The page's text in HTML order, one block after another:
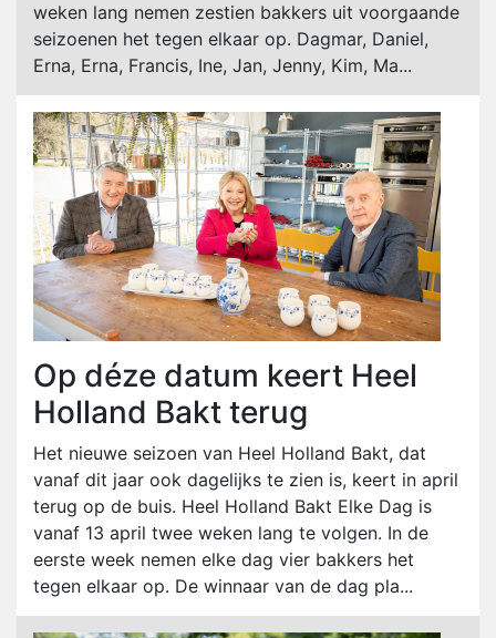
weken lang nemen zestien bakkers uit voorgaande
seizoenen het tegen elkaar op. Dagmar, Daniel,
Erna, Erna, Francis, Ine, Jan, Jenny, Kim, Ma...
Op déze datum keert Heel
Holland Bakt terug
Het nieuwe seizoen van Heel Holland Bakt, dat
vanaf dit jaar ook dagelijks te zien is, keert in april
terug op de buis. Heel Holland Bakt Elke Dag is
vanaf 13 april twee weken lang te volgen. In de
eerste week nemen elke dag vier bakkers het
tegen elkaar op. De winnaar van de dag pla...